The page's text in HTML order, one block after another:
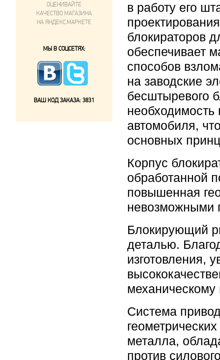
в работу его
блокираторов
обеспечивает
способов
на заводские
бесштыревого
необходимость
автомобиля,
основных
Корпус
обработанной
повышенная
невозможными
Блокирующий
деталью.
изготовления,
механическому
Система
металла,
против
МЫ В СОЦСЕТЯХ:
ВАШ КОД ЗАКАЗА: 3831